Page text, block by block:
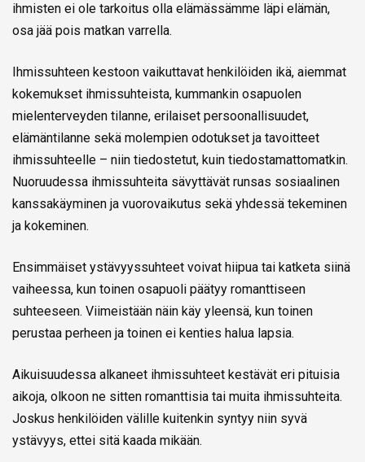
ihmisten ei ole tarkoitus olla elämässämme läpi elämän,
osa jää pois matkan varrella.
Ihmissuhteen kestoon vaikuttavat henkilöiden ikä, aiemmat
kokemukset ihmissuhteista, kummankin osapuolen
mielenterveyden tilanne, erilaiset persoonallisuudet,
elämäntilanne sekä molempien odotukset ja tavoitteet
ihmissuhteelle – niin tiedostetut, kuin tiedostamattomatkin.
Nuoruudessa ihmissuhteita sävyttävät runsas sosiaalinen
kanssakäyminen ja vuorovaikutus sekä yhdessä tekeminen
ja kokeminen.
Ensimmäiset ystävyyssuhteet voivat hiipua tai katketa siinä
vaiheessa, kun toinen osapuoli päätyy romanttiseen
suhteeseen. Viimeistään näin käy yleensä, kun toinen
perustaa perheen ja toinen ei kenties halua lapsia.
Aikuisuudessa alkaneet ihmissuhteet kestävät eri pituisia
aikoja, olkoon ne sitten romanttisia tai muita ihmissuhteita.
Joskus henkilöiden välille kuitenkin syntyy niin syvä
ystävyys, ettei sitä kaada mikään.